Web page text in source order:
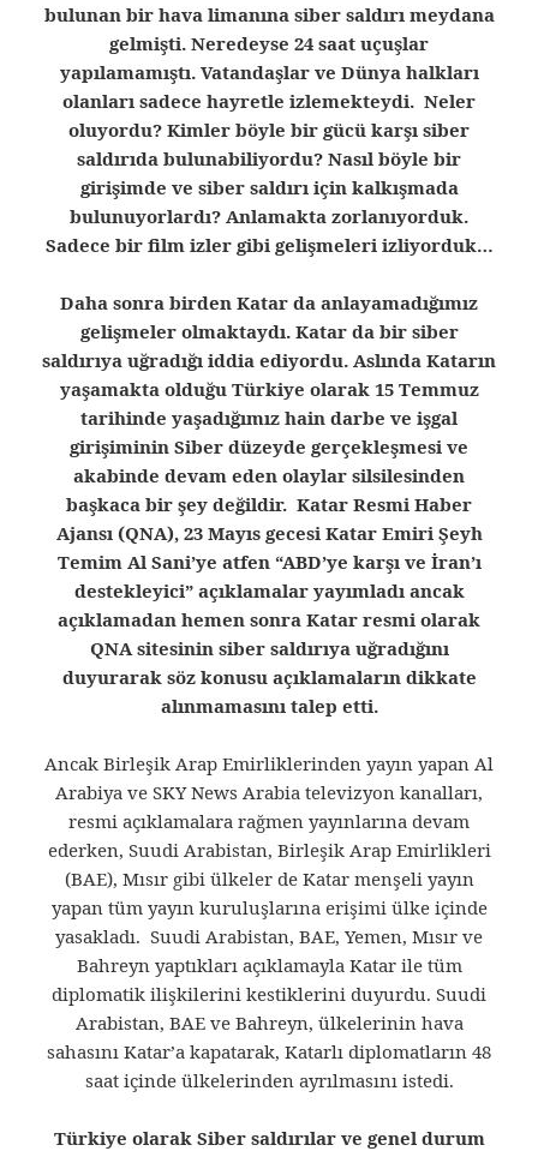
bulunan bir hava limanına siber saldırı meydana
gelmişti. Neredeyse 24 saat uçuşlar
yapılamamıştı. Vatandaşlar ve Dünya halkları
olanları sadece hayretle izlemekteydi. Neler
oluyordu? Kimler böyle bir gücü karşı siber
saldırıda bulunabiliyordu? Nasıl böyle bir
girişimde ve siber saldırı için kalkışmada
bulunuyorlardı? Anlamakta zorlanıyorduk.
Sadece bir film izler gibi gelişmeleri izliyorduk…
Daha sonra birden Katar da anlayamadığımız
gelişmeler olmaktaydı. Katar da bir siber
saldırıya uğradığı iddia ediyordu. Aslında Katarın
yaşamakta olduğu Türkiye olarak 15 Temmuz
tarihinde yaşadığımız hain darbe ve işgal
girişiminin Siber düzeyde gerçekleşmesi ve
akabinde devam eden olaylar silsilesinden
başkaca bir şey değildir. Katar Resmi Haber
Ajansı (QNA), 23 Mayıs gecesi Katar Emiri Şeyh
Temim Al Sani’ye atfen “ABD’ye karşı ve İran’ı
destekleyici” açıklamalar yayımladı ancak
açıklamadan hemen sonra Katar resmi olarak
QNA sitesinin siber saldırıya uğradığını
duyurarak söz konusu açıklamaların dikkate
alınmamasını talep etti.
Ancak Birleşik Arap Emirliklerinden yayın yapan Al
Arabiya ve SKY News Arabia televizyon kanalları,
resmi açıklamalara rağmen yayınlarına devam
ederken, Suudi Arabistan, Birleşik Arap Emirlikleri
(BAE), Mısır gibi ülkeler de Katar menşeli yayın
yapan tüm yayın kuruluşlarına erişimi ülke içinde
yasakladı. Suudi Arabistan, BAE, Yemen, Mısır ve
Bahreyn yaptıkları açıklamayla Katar ile tüm
diplomatik ilişkilerini kestiklerini duyurdu. Suudi
Arabistan, BAE ve Bahreyn, ülkelerinin hava
sahasını Katar’a kapatarak, Katarlı diplomatların 48
saat içinde ülkelerinden ayrılmasını istedi.
Türkiye olarak Siber saldırılar ve genel durum